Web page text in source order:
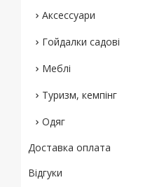
Аксессуари
Гойдалки садові
Меблі
Туризм, кемпінг
Одяг
Доставка оплата
Відгуки